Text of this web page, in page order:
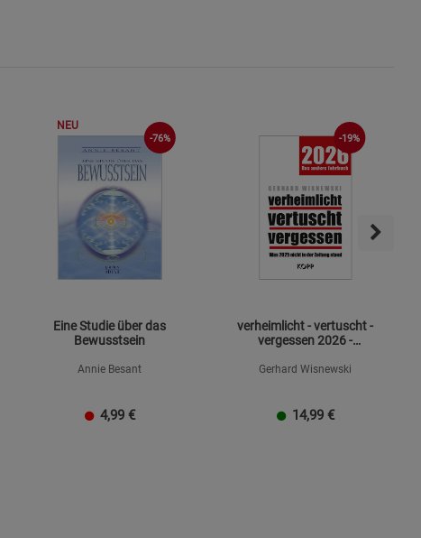
NEU
-76%
Eine Studie über das
Bewusstsein
Annie Besant
4,99 €
-19%
verheimlicht - vertuscht -
vergessen 2026 -
Gerhard Wisnewski
14,99 €